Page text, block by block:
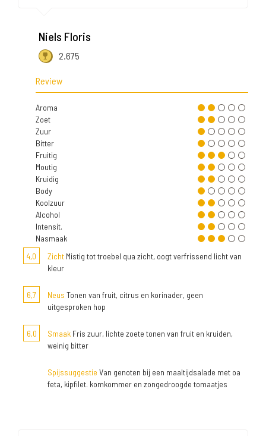
Niels Floris
2.675
Review
Aroma
Zoet
Zuur
Bitter
Fruitig
Moutig
Kruidig
Body
Koolzuur
Alcohol
Intensit.
Nasmaak
4,0
Zicht Mistig tot troebel qua zicht, oogt verfrissend licht van
kleur
6,7 Neus Tonen van fruit, citrus en korinader, geen
uitgesproken hop
6,0 Smaak Fris zuur, lichte zoete tonen van fruit en kruiden,
weinig bitter
Spijssuggestie Van genoten bij een maaltijdsalade met oa
feta, kipfilet. komkommer en zongedroogde tomaatjes